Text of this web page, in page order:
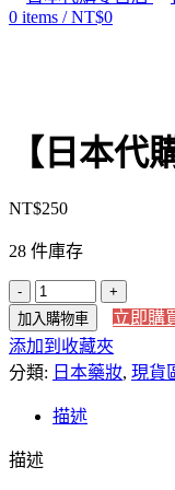
0 items / NT$0
【日本代
NT$250
28 件庫存
【日
本
代
購】
天
抗
加入購物車
立即購
添加到收藏夾
分類: 日本藥妝, 現貨
描述
描述